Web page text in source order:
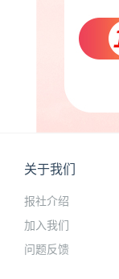
关于我们
报社介绍
加入我们
问题反馈